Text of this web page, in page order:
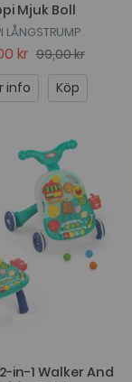
Mjuk Boll
LÅNGSTRUMP
kr 99,00 kr
info
Köp
in-1 Walker And